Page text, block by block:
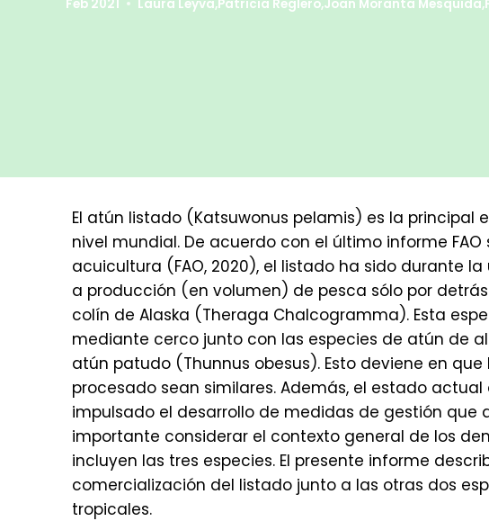
Feb 2021 Laura Leyva,Patricia Reglero,Joan Moranta Mesquida,
El atún listado (Katsuwonus pelamis) es la
nivel mundial. De acuerdo con el último informe
acuicultura (FAO, 2020), el listado ha sido durante
a producción (en volumen) de pesca sólo por
colín de Alaska (Theraga Chalcogramma). Esta
mediante cerco junto con las especies de atún de
atún patudo (Thunnus obesus). Esto deviene en
procesado sean similares. Además, el estado
impulsado el desarrollo de medidas de gestión que
importante considerar el contexto general de los
incluyen las tres especies. El presente informe
comercialización del listado junto a las otras dos
tropicales.